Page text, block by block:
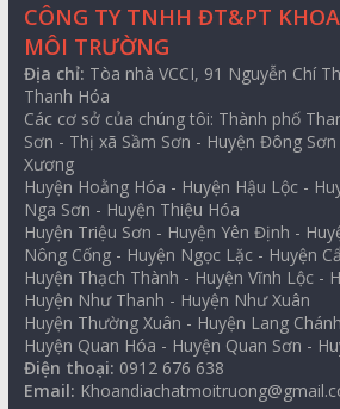
CÔNG TY TNHH ĐT&PT
MÔI TRƯỜNG
Địa chỉ: Tòa nhà VCCI, 91 Nguyễn Chí
Thanh Hóa
Các cơ sở của chúng tôi: Thành phố
Sơn - Thị xã Sầm Sơn - Huyện Đông
Xương
Huyện Hoằng Hóa - Huyện Hậu Lộc -
Nga Sơn - Huyện Thiệu Hóa
Huyện Triệu Sơn - Huyện Yên Định -
Nông Cống - Huyện Ngọc Lặc - Huyện
Huyện Thạch Thành - Huyện Vĩnh Lộc -
Huyện Như Thanh - Huyện Như Xuân
Huyện Thường Xuân - Huyện Lang
Huyện Quan Hóa - Huyện Quan Sơn -
Điện thoại: 0912 676 638
Email: